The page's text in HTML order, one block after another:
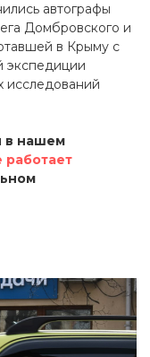
автографы
Домбровского и
в Крыму с
экспедиции
исследований
в нашем
работает